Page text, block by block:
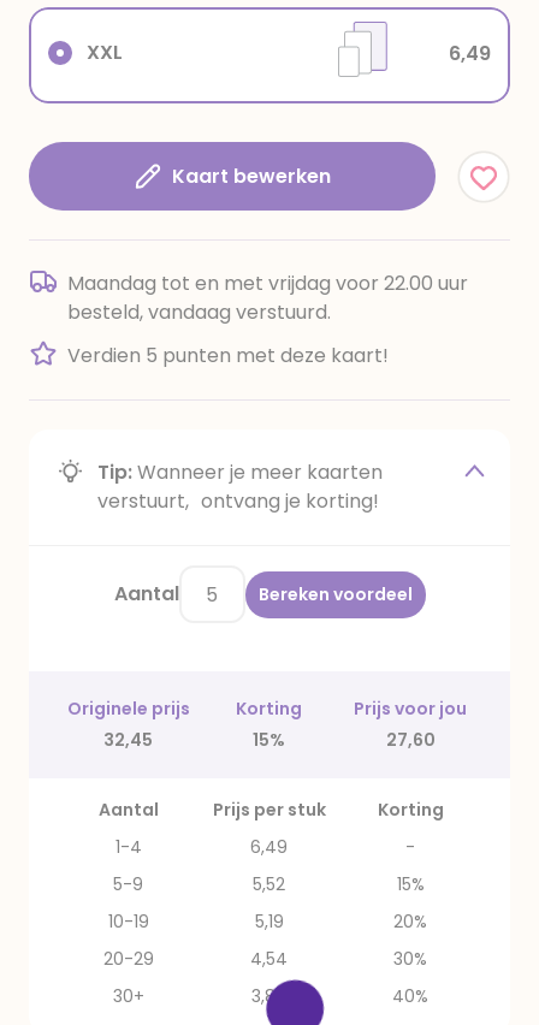
XXL 6,49
Kaart bewerken
Maandag tot en met vrijdag voor 22.00 uur
besteld, vandaag verstuurd.
Verdien 5 punten met deze kaart!
Tip:Wanneer je meer kaarten
verstuurt, ontvang je korting!
Aantal Bereken voordeel
Originele prijs Korting
Prijs voor jou
32,45
15% 27,60
Aantal Prijs per stuk
Korting
1-4
6,49
-
5-9
5,52
15%
10-19
5,19
20%
20-29
4,54
30%
30+
3,89 40%